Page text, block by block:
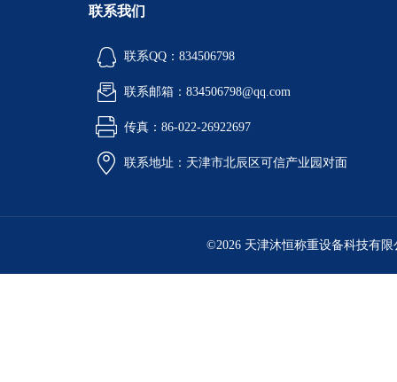
联系我们
联系QQ：834506798
联系邮箱：834506798@qq.com
传真：86-022-26922697
联系地址：天津市北辰区可信产业园对面
©2026 天津沐恒称重设备科技有